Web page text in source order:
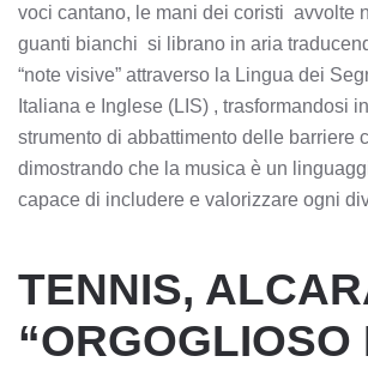
voci cantano, le mani dei coristi  avvolte
guanti bianchi  si librano in aria
“note visive” attraverso la Lingua dei
Italiana e Inglese (LIS) , trasformandosi
strumento di abbattimento delle barriere
dimostrando che la musica è un
capace di includere e valorizzare ogni
TENNIS,
“ORGOGLIOSO